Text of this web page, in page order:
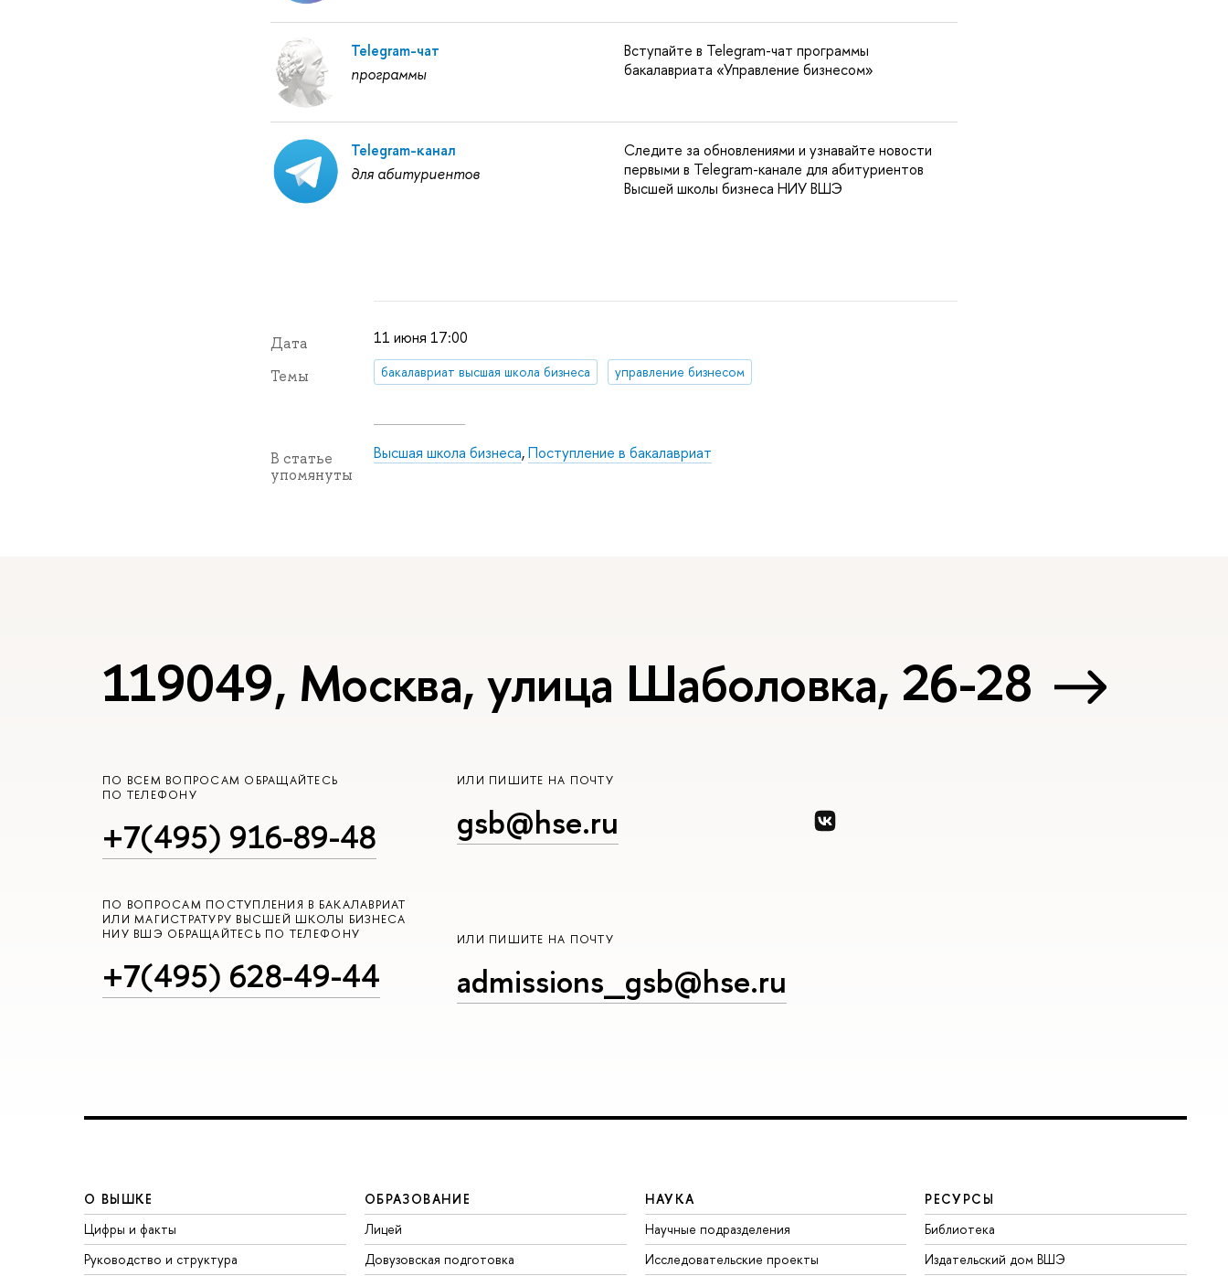
Telegram-чат
программы
Вступайте в Telegram-чат программы
бакалавриата «Управление бизнесом»
Telegram-канал
для абитуриентов
Следите за обновлениями и узнавайте новости
первыми в Telegram-канале для абитуриентов
Высшей школы бизнеса НИУ ВШЭ
Дата 11 июня 17:00
Темы бакалавриат высшая школа бизнеса управление бизнесом
В статье
упомянуты
Высшая школа бизнеса,Поступление в бакалавриат
119049, Москва, улица Шаболовка, 26-28
ПО ВСЕМ ВОПРОСАМ ОБРАЩАЙТЕСЬ
ПО ТЕЛЕФОНУ
+7(495) 916-89-48
ИЛИ ПИШИТЕ НА ПОЧТУ
gsb@hse.ru
ПО ВОПРОСАМ ПОСТУПЛЕНИЯ В БАКАЛАВРИАТ
ИЛИ МАГИСТРАТУРУ ВЫСШЕЙ ШКОЛЫ БИЗНЕСА
НИУ ВШЭ ОБРАЩАЙТЕСЬ ПО ТЕЛЕФОНУ
+7(495) 628-49-44
ИЛИ ПИШИТЕ НА ПОЧТУ
admissions_gsb@hse.ru
О ВЫШКЕ
Цифры и факты
Руководство и структура
ОБРАЗОВАНИЕ
Лицей
Довузовская подготовка
НАУКА
Научные подразделения
Исследовательские проекты
РЕСУРСЫ
Библиотека
Издательский дом ВШЭ